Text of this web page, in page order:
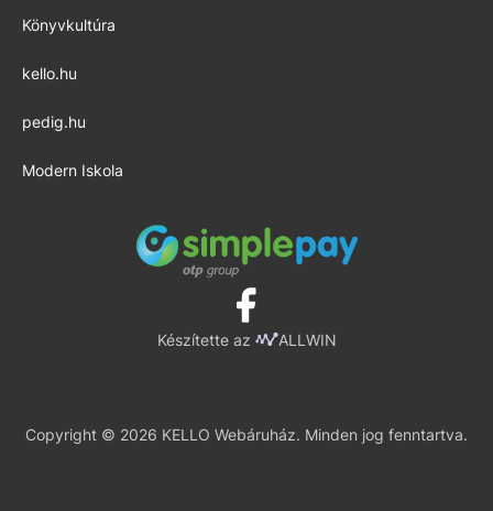
Könyvkultúra
kello.hu
pedig.hu
Modern Iskola
Készítette az ALLWIN
Copyright © 2026 KELLO Webáruház. Minden jog fenntartva.